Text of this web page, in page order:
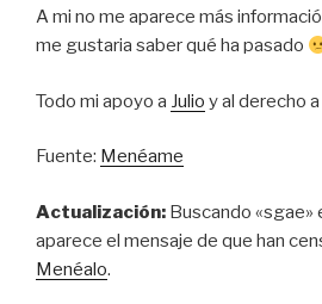
A mi no me aparece más
me gustaria saber qué ha pasado
Todo mi apoyo a Julio y al derecho
Fuente: Menéame
Actualización: Buscando «sgae»
aparece el mensaje de que han
Menéalo.